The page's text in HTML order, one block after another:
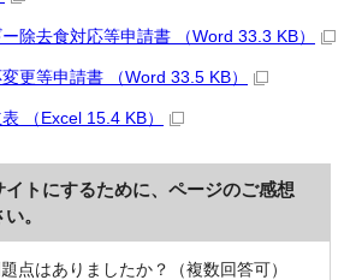
除去食対応等申請書 （Word 33.3 KB）
更等申請書 （Word 33.5 KB）
（Excel 15.4 KB）
イトにするために、ページのご感想
。
点はありましたか？（複数回答可）